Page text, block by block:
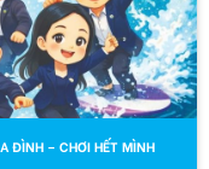
ĐÌNH – CHƠI HẾT MÌNH